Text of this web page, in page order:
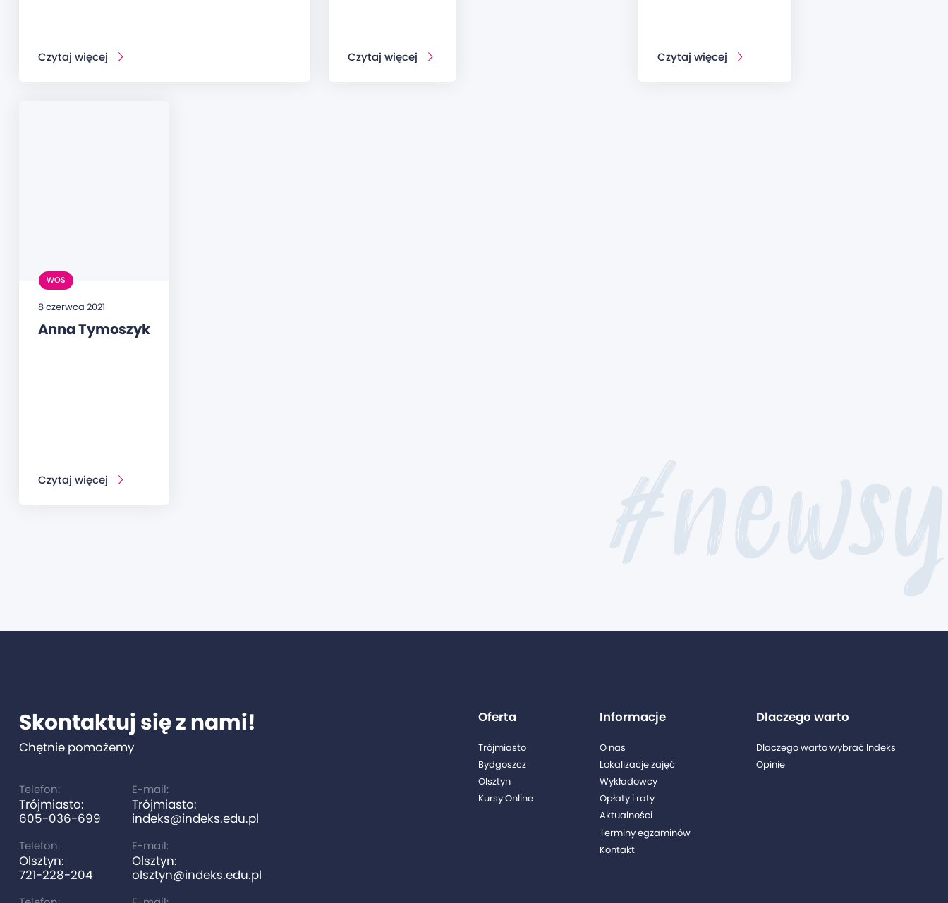
Czytaj więcej Czytaj więcej Czytaj więcej
WOS
8 czerwca 2021
Anna Tymoszyk
Czytaj więcej
Skontaktuj się z nami!
Chętnie pomożemy
Telefon:
Trójmiasto:
605-036-699
E-mail:
Trójmiasto:
indeks@indeks.edu.pl
Telefon:
Olsztyn:
721-228-204
E-mail:
Olsztyn:
olsztyn@indeks.edu.pl
Oferta
Trójmiasto
Bydgoszcz
Olsztyn
Kursy Online
Informacje
O nas
Lokalizacje zajęć
Wykładowcy
Opłaty i raty
Aktualności
Terminy egzaminów
Kontakt
Dlaczego warto
Dlaczego warto wybrać Indeks
Opinie